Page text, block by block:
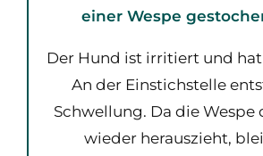
einer Wespe
Der Hund ist irritiert und
An der Einstichstelle
Schwellung. Da die Wespe
wieder herauszieht,